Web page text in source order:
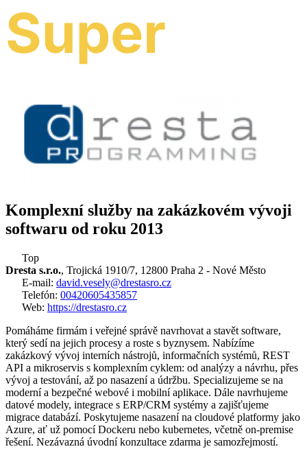
Komplexní služby na zakázkovém vývoji
softwaru od roku 2013
Top
Dresta s.r.o., Trojická 1910/7, 12800 Praha 2 - Nové Město
E-mail: david.vesely@drestasro.cz
Telefón: 00420605435857
Web: https://drestasro.cz
Pomáháme firmám i veřejné správě navrhovat a stavět software,
který sedí na jejich procesy a roste s byznysem. Nabízíme
zakázkový vývoj interních nástrojů, informačních systémů, REST
API a mikroservis s komplexním cyklem: od analýzy a návrhu, přes
vývoj a testování, až po nasazení a údržbu. Specializujeme se na
moderní a bezpečné webové i mobilní aplikace. Dále navrhujeme
datové modely, integrace s ERP/CRM systémy a zajišťujeme
migrace databází. Poskytujeme nasazení na cloudové platformy jako
Azure, ať už pomocí Dockeru nebo kubernetes, včetně on-premise
řešení. Nezávazná úvodní konzultace zdarma je samozřejmostí.